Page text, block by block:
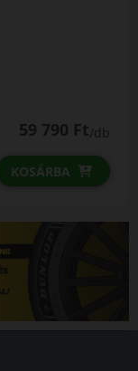
59 790 Ft/db
KOSÁRBA